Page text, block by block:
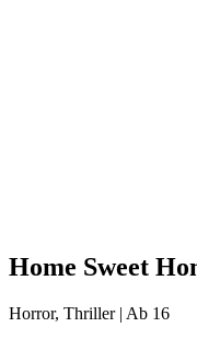
Home Sweet
Horror, Thriller | Ab 16